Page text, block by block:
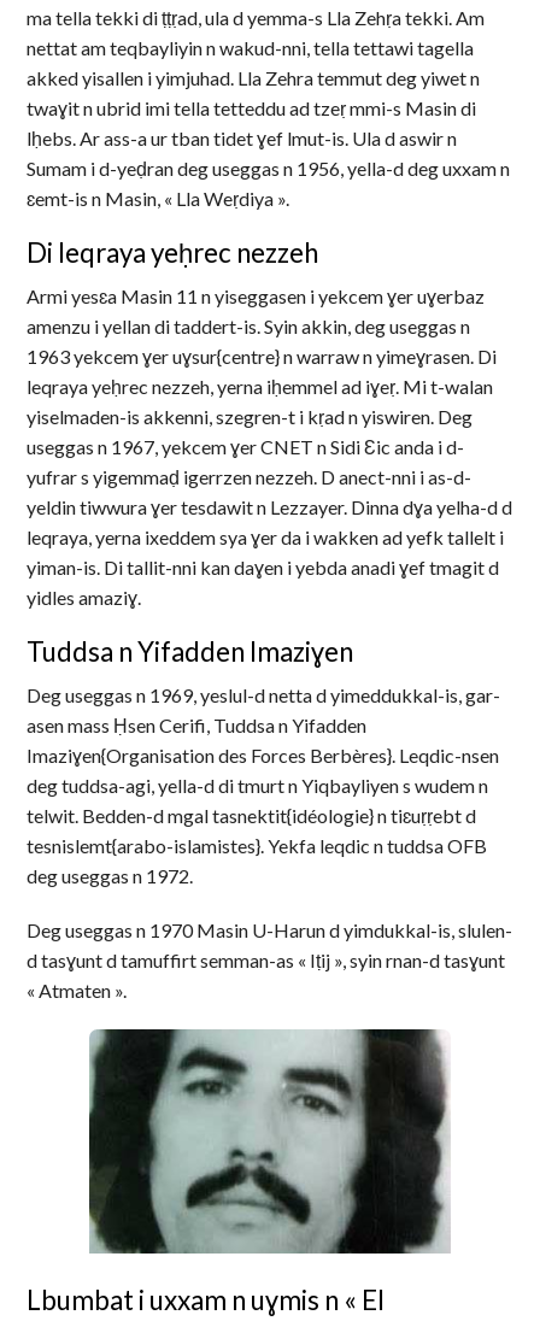
ma tella tekki di ṭṭṛad, ula d yemma-s Lla Zehṛa tekki. Am
nettat am teqbayliyin n wakud-nni, tella tettawi tagella
akked yisallen i yimjuhad. Lla Zehra temmut deg yiwet n
twaɣit n ubrid imi tella tetteddu ad tzeṛ mmi-s Masin di
lḥebs. Ar ass-a ur tban tidet ɣef lmut-is. Ula d aswir n
Sumam i d-yeḍran deg useggas n 1956, yella-d deg uxxam n
ɛemt-is n Masin, « Lla Weṛdiya ».
Di leqraya yeḥrec nezzeh
Armi yesɛa Masin 11 n yiseggasen i yekcem ɣer uɣerbaz
amenzu i yellan di taddert-is. Syin akkin, deg useggas n
1963 yekcem ɣer uɣsur{centre} n warraw n yimeɣrasen. Di
leqraya yeḥrec nezzeh, yerna iḥemmel ad iɣeṛ. Mi t-walan
yiselmaden-is akkenni, szegren-t i kṛad n yiswiren. Deg
useggas n 1967, yekcem ɣer CNET n Sidi Ɛic anda i d-
yufrar s yigemmaḍ igerrzen nezzeh. D anect-nni i as-d-
yeldin tiwwura ɣer tesdawit n Lezzayer. Dinna dɣa yelha-d d
leqraya, yerna ixeddem sya ɣer da i wakken ad yefk tallelt i
yiman-is. Di tallit-nni kan daɣen i yebda anadi ɣef tmagit d
yidles amaziɣ.
Tuddsa n Yifadden Imaziɣen
Deg useggas n 1969, yeslul-d netta d yimeddukkal-is, gar-
asen mass Ḥsen Cerifi, Tuddsa n Yifadden
Imaziɣen{Organisation des Forces Berbères}. Leqdic-nsen
deg tuddsa-agi, yella-d di tmurt n Yiqbayliyen s wudem n
telwit. Bedden-d mgal tasnektit{idéologie} n tiɛuṛṛebt d
tesnislemt{arabo-islamistes}. Yekfa leqdic n tuddsa OFB
deg useggas n 1972.
Deg useggas n 1970 Masin U-Harun d yimdukkal-is, slulen-
d tasɣunt d tamuffirt semman-as « Iṭij », syin rnan-d tasɣunt
« Atmaten ».
Lbumbat i uxxam n uɣmis n « El